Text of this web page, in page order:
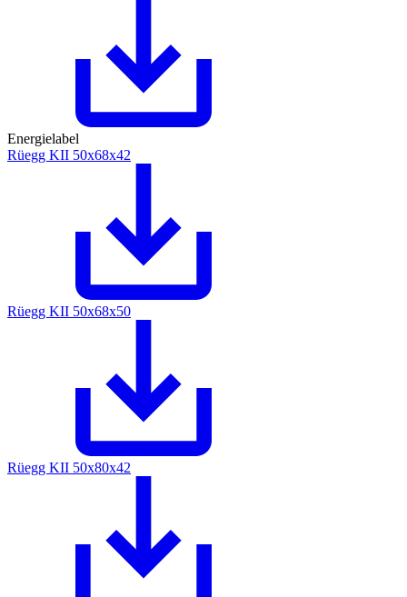
Energielabel
Rüegg KII 50x68x42
Rüegg KII 50x68x50
Rüegg KII 50x80x42